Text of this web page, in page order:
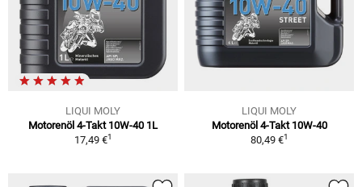
LIQUI MOLY
Motorenöl 4-Takt 10W-40 1L
17,49 €1
LIQUI MOLY
Motorenöl 4-Takt 10W-40
80,49 €1